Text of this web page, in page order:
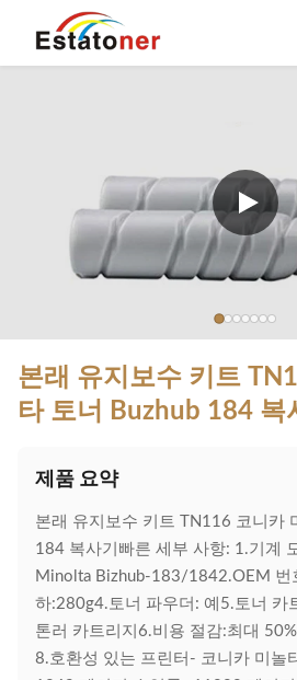
본래 유지보수 키트
타 토너 Buzhub 184 복
제품 요약
본래 유지보수 키트 TN116 코니카
184 복사기빠른 세부 사항: 1.기계
Minolta Bizhub-183/1842.OEM 번
하:280g4.토너 파우더: 예5.토너 카
톤러 카트리지6.비용 절감:최대
8.호환성 있는 프린터- 코니카 미